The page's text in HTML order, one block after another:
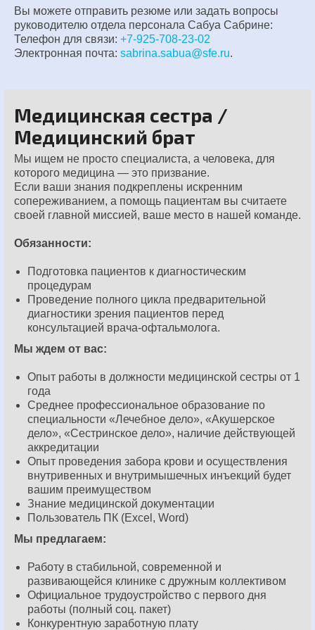
Вы можете отправить резюме или задать вопросы
руководителю отдела персонала Сабуа Сабрине:
Телефон для связи: +7-925-708-23-02
Электронная почта: sabrina.sabua@sfe.ru.
Медицинская сестра /
Медицинский брат
Мы ищем не просто специалиста, а человека, для
которого медицина — это призвание.
Если ваши знания подкреплены искренним
сопереживанием, а помощь пациентам вы считаете
своей главной миссией, ваше место в нашей команде.
Обязанности:
Подготовка пациентов к диагностическим
процедурам
Проведение полного цикла предварительной
диагностики зрения пациентов перед
консультацией врача-офтальмолога.
Мы ждем от вас:
Опыт работы в должности медицинской сестры от 1
года
Среднее профессиональное образование по
специальности «Лечебное дело», «Акушерское
дело», «Сестринское дело», наличие действующей
аккредитации
Опыт проведения забора крови и осуществления
внутривенных и внутримышечных инъекций будет
вашим преимуществом
Знание медицинской документации
Пользователь ПК (Excel, Word)
Мы предлагаем:
Работу в стабильной, современной и
развивающейся клинике с дружным коллективом
Официальное трудоустройство с первого дня
работы (полный соц. пакет)
Конкурентную заработную плату